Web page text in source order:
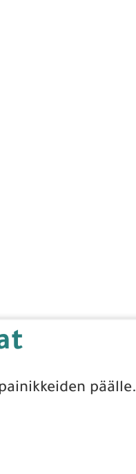
päälle.